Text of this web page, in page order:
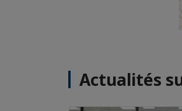
Actualités